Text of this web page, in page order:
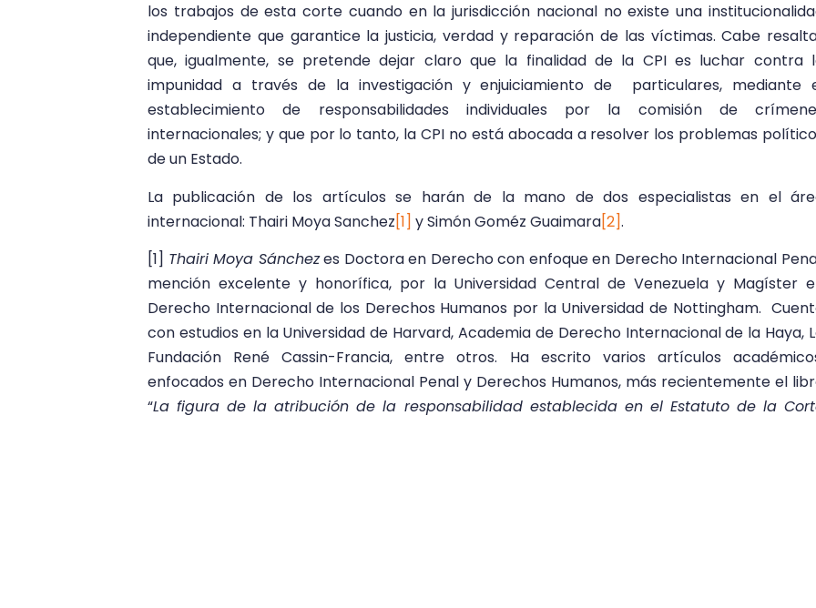
los trabajos de esta corte cuando en la jurisdicción nacional no existe una
independiente que garantice la justicia, verdad y reparación de las víctimas. Cabe
que, igualmente, se pretende dejar claro que la finalidad de la CPI es luchar contra
impunidad a través de la investigación y enjuiciamiento de particulares, mediante
establecimiento de responsabilidades individuales por la comisión de
internacionales; y que por lo tanto, la CPI no está abocada a resolver los problemas
de un Estado.
La publicación de los artículos se harán de la mano de dos especialistas en el
internacional: Thairi Moya Sanchez[1] y Simón Goméz Guaimara[2].
[1] Thairi Moya Sánchezes Doctora en Derecho con enfoque en Derecho Internacional
mención excelente y honorífica, por la Universidad Central de Venezuela y Magíster
Derecho Internacional de los Derechos Humanos por la Universidad de Nottingham.
con estudios en la Universidad de Harvard, Academia de Derecho Internacional de la Haya,
Fundación René Cassin-Francia, entre otros. Ha escrito varios artículos
enfocados en Derecho Internacional Penal y Derechos Humanos, más recientemente el
“La figura de la atribución de la responsabilidad establecida en el Estatuto de la